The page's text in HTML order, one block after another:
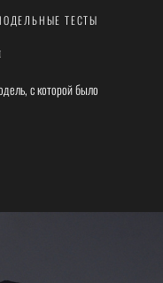
ТЕСТЫ
с которой было